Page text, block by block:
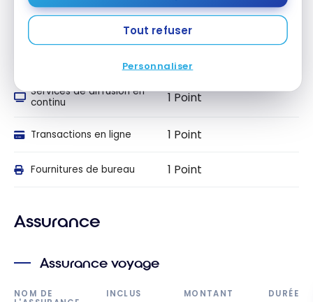
Tout refuser
Personnaliser
Paiements récurrents 1 Point
1 Point
Services de diffusion en
continu
1 Point
Transactions en ligne 1 Point
Fournitures de bureau 1 Point
Assurance
Assurance voyage
NOM DE
INCLUS MONTANT DURÉE